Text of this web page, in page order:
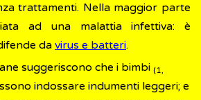
trattamenti. Nella maggior parte
ad una malattia infettiva: è
davirus e batteri.
suggeriscono che i bimbi (1,
indossare indumenti leggeri; e